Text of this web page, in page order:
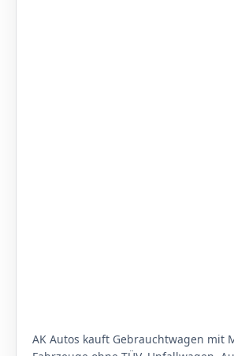
AK Autos kauft Gebrauchtwagen mit